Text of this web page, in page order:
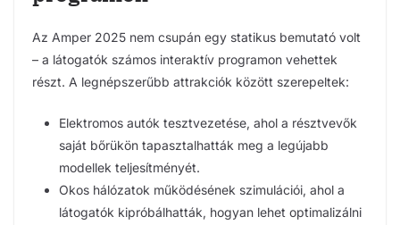
Az Amper 2025 nem csupán egy statikus bemutató volt
– a látogatók számos interaktív programon vehettek
részt. A legnépszerűbb attrakciók között szerepeltek:
Elektromos autók tesztvezetése, ahol a résztvevők
saját bőrükön tapasztalhatták meg a legújabb
modellek teljesítményét.
Okos hálózatok működésének szimulációi, ahol a
látogatók kipróbálhatták, hogyan lehet optimalizálni